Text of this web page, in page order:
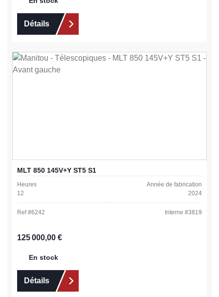
Détails
MLT 850 145V+Y ST5 S1
Heures
12
Année de fabrication
2024
Ref #6242 Interne #3819
Prix régulier :
125 000,00 €
En stock
Détails